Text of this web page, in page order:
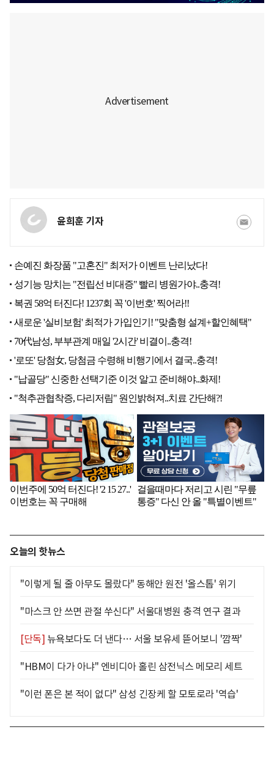
윤희훈 기자
오늘의 핫뉴스
"이렇게 될 줄 아무도 몰랐다" 동해안 원전 '올스톱' 위기
"마스크 안 쓰면 관절 쑤신다" 서울대병원 충격 연구 결과
[단독] 뉴욕보다도 더 낸다… 서울 보유세 뜯어보니 '깜짝'
"HBM이 다가 아냐" 엔비디아 홀린 삼전닉스 메모리 세트
"이런 폰은 본 적이 없다" 삼성 긴장케 할 모토로라 '역습'